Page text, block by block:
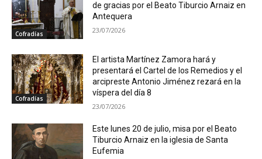
Cofradías
de gracias por el Beato Tiburcio Arnaiz en
Antequera
23/07/2026
Cofradías
El artista Martínez Zamora hará y
presentará el Cartel de los Remedios y el
arcipreste Antonio Jiménez rezará en la
víspera del día 8
23/07/2026
Este lunes 20 de julio, misa por el Beato
Tiburcio Arnaiz en la iglesia de Santa
Eufemia